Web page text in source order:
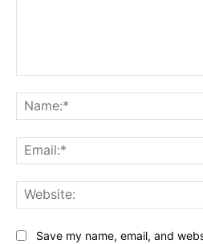
Save my name, email, and